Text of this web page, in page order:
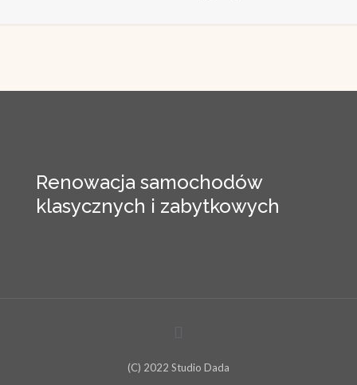
Renowacja samochodów
klasycznych i zabytkowych
(C) 2022 Studio Dada